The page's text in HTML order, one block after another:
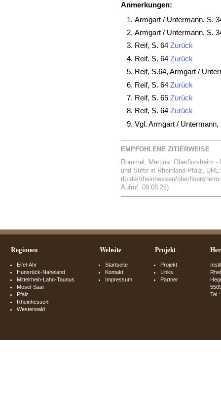
Anmerkungen:
Armgart / Untermann, S.
Armgart / Untermann, S.
Reif, S. 64Zurück
Reif. S. 64Zurück
Reif, S.64, Armgart /
Reif, S. 64Zurück
Reif, S. 65Zurück
Reif, S. 64Zurück
Vgl. Armgart /
EMPFOHLENE ZITIERWEISE
Rommel, Martina: Oberflörsheim
und Stifte in Rheinland-Pfalz, URL:
rlp.de//rheinhessen/
Aufruf: 09.08.26)
Regionen
Eifel-Ahr
Hunsrück-Naheland
Mittelrhein-Lahn-Taunus
Mosel-Saar
Pfalz
Rheinhessen
Westerwald
Website
Startseite
Kontakt
Impressum
Projekt
Projekt
Links
Partner